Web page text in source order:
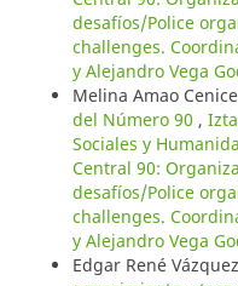
desafíos/Police
challenges.
y Alejandro Vega
Melina Amao
del Número 90 ,
Sociales y
Central 90:
desafíos/Police
challenges.
y Alejandro Vega
Edgar René